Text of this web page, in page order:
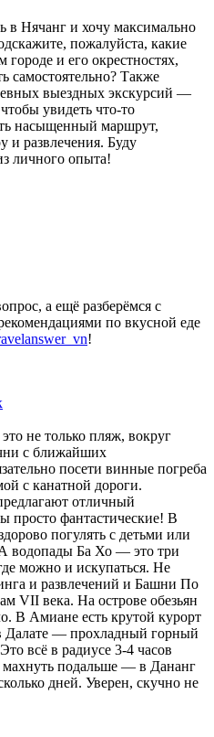
в Нячанг и хочу максимально
пожалуйста, какие
городе и его окрестностях,
самостоятельно? Также
выездных экскурсий —
увидеть что-то
насыщенный маршрут,
и развлечения. Буду
личного опыта!
а ещё разберёмся с
по вкусной еде
!
не только пляж, вокруг
с ближайших
посети винные погреба
с канатной дороги.
отличный
фантастические! В
погулять с детьми или
водопады Ба Хо — это три
можно и искупаться. Не
и развлечений и Башни По
VII века. На острове обезьян
В Амиане есть крутой курорт
Далате — прохладный горный
всё в радиусе 3-4 часов
подальше — в Дананг
дней. Уверен, скучно не